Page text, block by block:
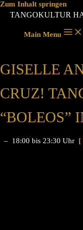
Zum Inhalt springen
TANGOKULTUR
Main Menu
GISELLE
CRUZ!
“BOLEOS”
– 18:00 bis 23:30 Uhr [